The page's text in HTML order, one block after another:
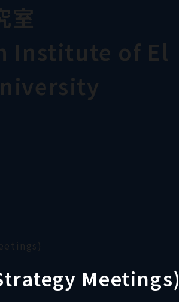
室
Institute of El
Meetings)